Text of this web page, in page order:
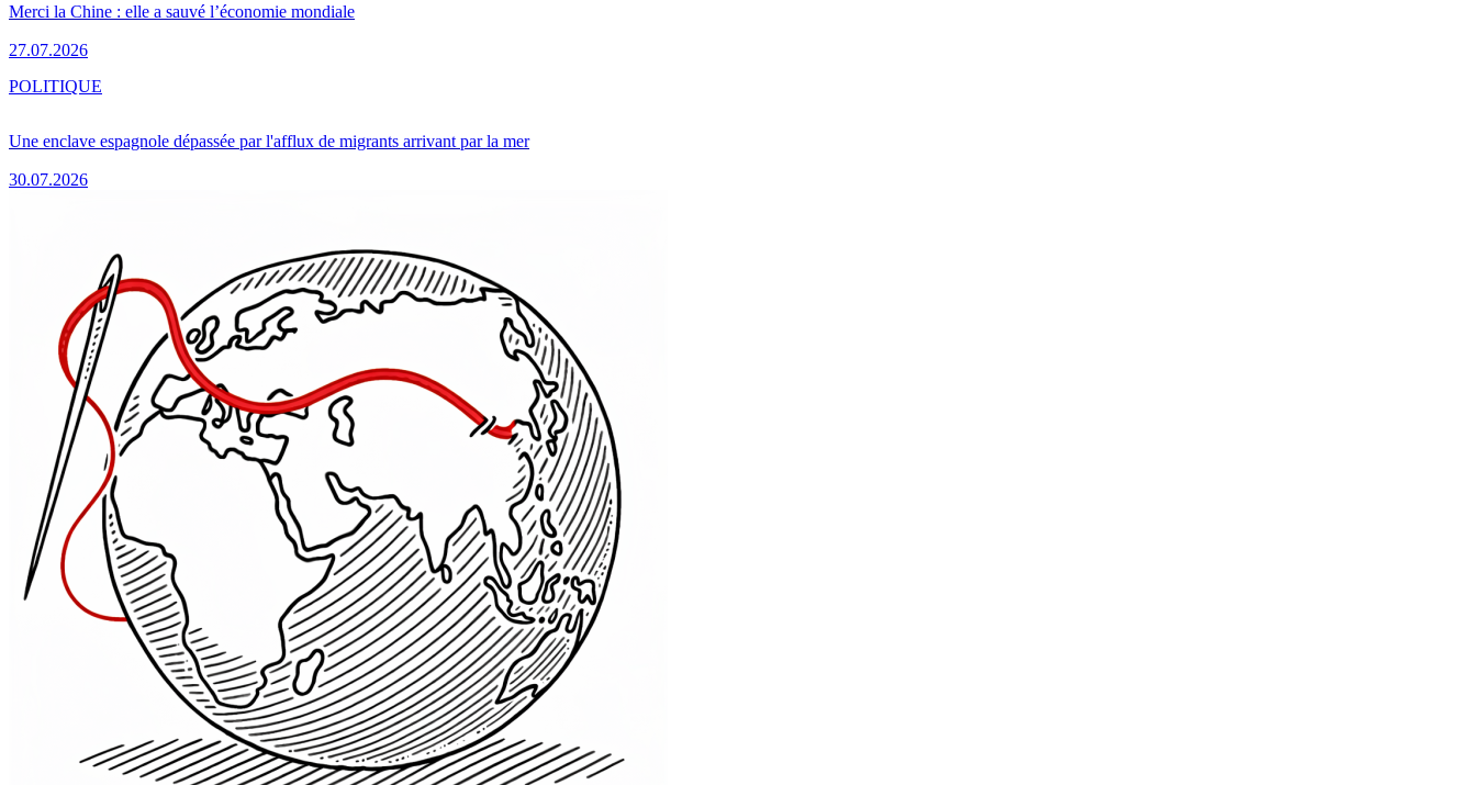
Merci la Chine : elle a sauvé l’économie mondiale
27.07.2026
Une enclave espagnole dépassée par l'afflux de migrants arrivant par la mer
30.07.2026
POLITIQUE